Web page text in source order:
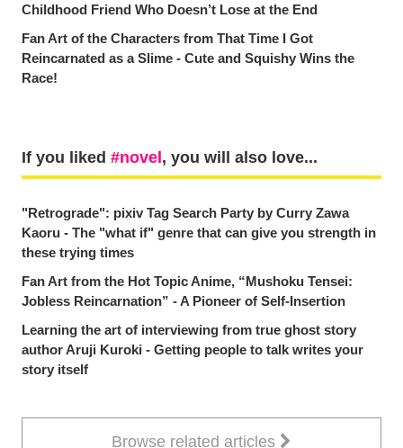
Childhood Friend Who Doesn’t Lose at the End
Fan Art of the Characters from That Time I Got
Reincarnated as a Slime - Cute and Squishy Wins the
Race!
If you liked novel, you will also love...
"Retrograde": pixiv Tag Search Party by Curry Zawa
Kaoru - The "what if" genre that can give you strength in
these trying times
Fan Art from the Hot Topic Anime, “Mushoku Tensei:
Jobless Reincarnation” - A Pioneer of Self-Insertion
Learning the art of interviewing from true ghost story
author Aruji Kuroki - Getting people to talk writes your
story itself
Browse related articles